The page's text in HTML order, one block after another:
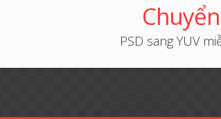
PSD sang YUV